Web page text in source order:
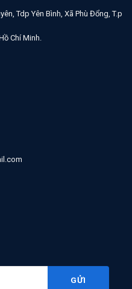
Tdp Yên Bình, Xã Phù Đổng, T.p
Chí Minh.